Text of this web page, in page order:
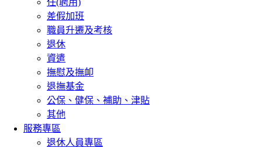
差假加班
職員升遷及考核
退休
資遣
撫慰及撫卹
退撫基金
公保、健保、補助、津貼
其他
服務專區
退休人員專區